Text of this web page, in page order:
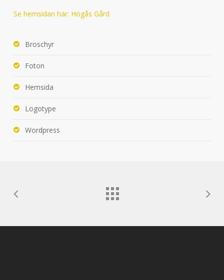
Se hemsidan här: Högås Gård
Broschyr
Foton
Hemsida
Logotype
Wordpress